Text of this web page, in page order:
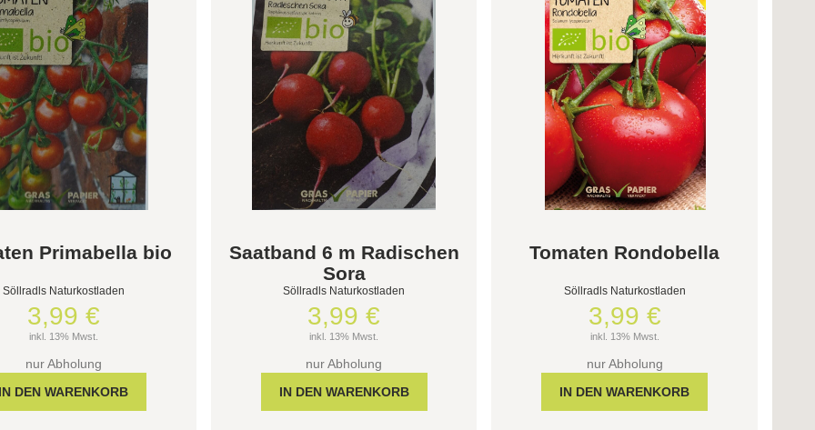
Primabella bio
Söllradls Naturkostladen
3,99 €
inkl. 13% Mwst.
nur Abholung
Saatband 6 m Radischen
Sora
Söllradls Naturkostladen
3,99 €
inkl. 13% Mwst.
nur Abholung
Tomaten Rondobella
Söllradls Naturkostladen
3,99 €
inkl. 13% Mwst.
nur Abholung